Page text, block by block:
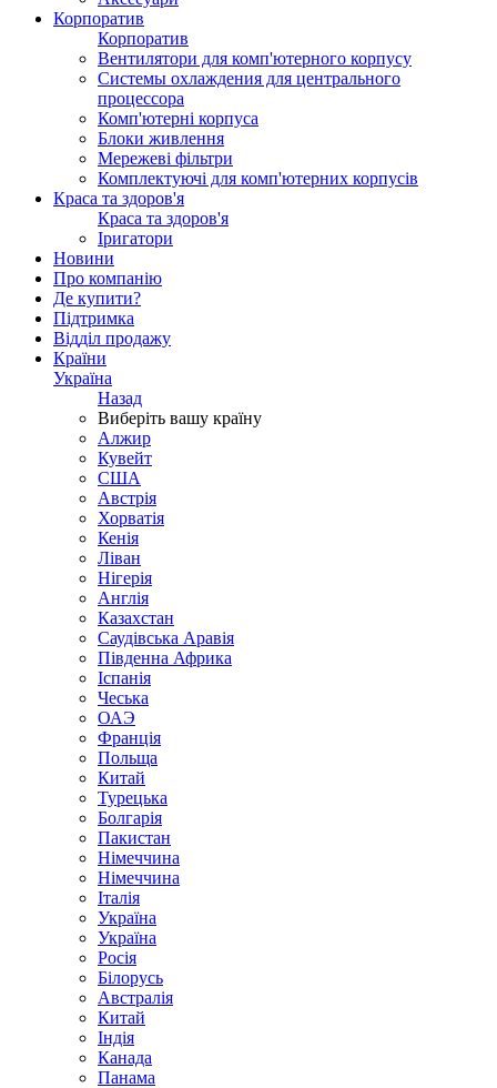
Корпоратив
Корпоратив
Вентилятори для комп'ютерного корпусу
Системы охлаждения для центрального
процессора
Комп'ютерні корпуса
Блоки живлення
Мережеві фільтри
Комплектуючі для комп'ютерних корпусів
Краса та здоров'я
Краса та здоров'я
Іригатори
Новини
Про компанію
Де купити?
Підтримка
Відділ продажу
Країни
Україна
Назад
Виберіть вашу країну
Алжир
Кувейт
США
Австрія
Хорватія
Кенія
Ліван
Нігерія
Англія
Казахстан
Саудівська Аравія
Південна Африка
Іспанія
Чеська
ОАЭ
Франція
Польща
Китай
Турецька
Болгарія
Пакистан
Німеччина
Німеччина
Італія
Україна
Україна
Росія
Білорусь
Австралія
Китай
Індія
Канада
Панама